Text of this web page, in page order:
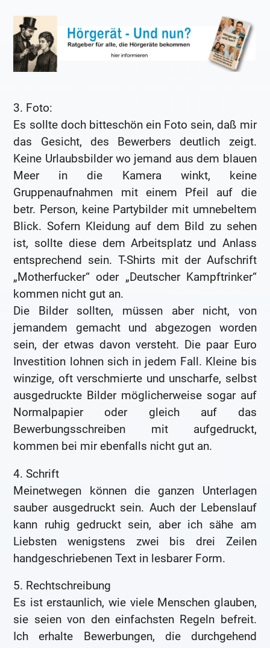
3. Foto:
Es sollte doch bitteschön ein Foto sein, daß mir
das Gesicht, des Bewerbers deutlich zeigt.
Keine Urlaubsbilder wo jemand aus dem blauen
Meer in die Kamera winkt, keine
Gruppenaufnahmen mit einem Pfeil auf die
betr. Person, keine Partybilder mit umnebeltem
Blick. Sofern Kleidung auf dem Bild zu sehen
ist, sollte diese dem Arbeitsplatz und Anlass
entsprechend sein. T-Shirts mit der Aufschrift
„Motherfucker“ oder „Deutscher Kampftrinker“
kommen nicht gut an.
Die Bilder sollten, müssen aber nicht, von
jemandem gemacht und abgezogen worden
sein, der etwas davon versteht. Die paar Euro
Investition lohnen sich in jedem Fall. Kleine bis
winzige, oft verschmierte und unscharfe, selbst
ausgedruckte Bilder möglicherweise sogar auf
Normalpapier oder gleich auf das
Bewerbungsschreiben mit aufgedruckt,
kommen bei mir ebenfalls nicht gut an.
4. Schrift
Meinetwegen können die ganzen Unterlagen
sauber ausgedruckt sein. Auch der Lebenslauf
kann ruhig gedruckt sein, aber ich sähe am
Liebsten wenigstens zwei bis drei Zeilen
handgeschriebenen Text in lesbarer Form.
5. Rechtschreibung
Es ist erstaunlich, wie viele Menschen glauben,
sie seien von den einfachsten Regeln befreit.
Ich erhalte Bewerbungen, die durchgehend